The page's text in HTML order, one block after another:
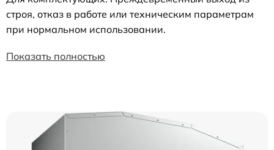
строя, отказ в работе или техническим параметрам
при нормальном использовании.
Показать полностью